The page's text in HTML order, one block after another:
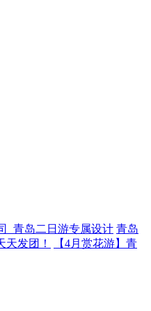
_青岛二日游专属设计 青岛
发团！
【4月赏花游】青